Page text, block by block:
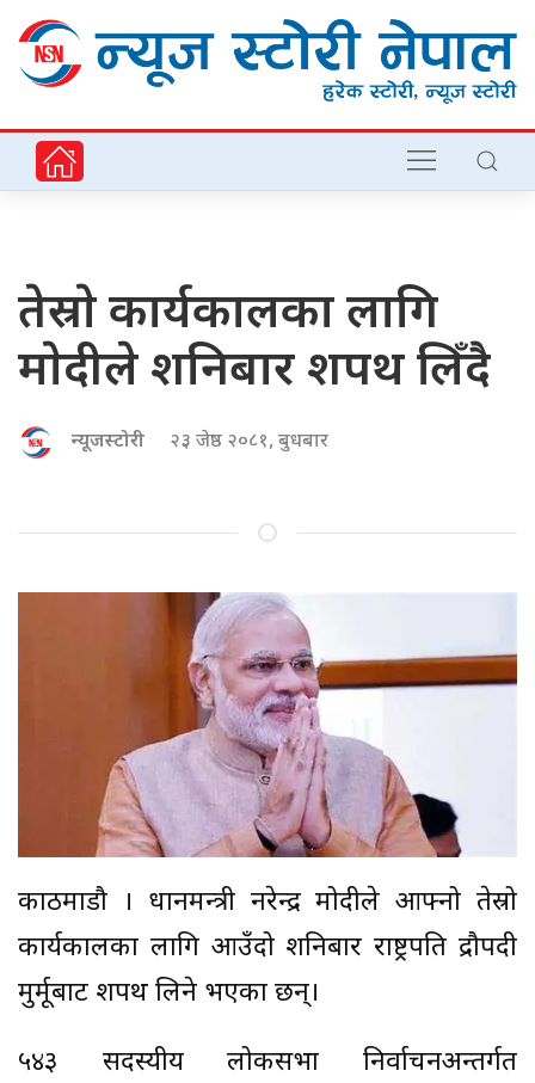
तेस्राे कार्यकालका लागि
माेदीले शनिबार शपथ लिँदै
न्यूजस्टोरी २३ जेष्ठ २०८१, बुधबार
काठमाडौ । प्रधानमन्त्री नरेन्द्र मोदीले आफ्नो तेस्रो
कार्यकालका लागि आउँदो शनिबार राष्ट्रपति द्रौपदी
मुर्मूबाट शपथ लिने भएका छन्।
५४३ सदस्यीय लोकसभा निर्वाचनअन्तर्गत